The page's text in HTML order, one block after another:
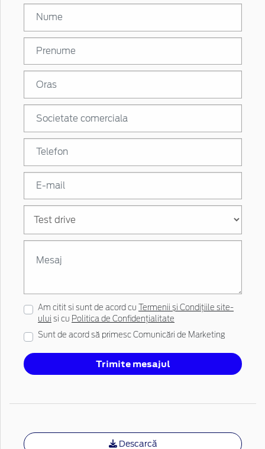
Am citit si sunt de acord cu
Termenii și Condițiile site-
ului si cu Politica de Confidențialitate
Sunt de acord să primesc Comunicări de Marketing
Trimite mesajul
Descarcă